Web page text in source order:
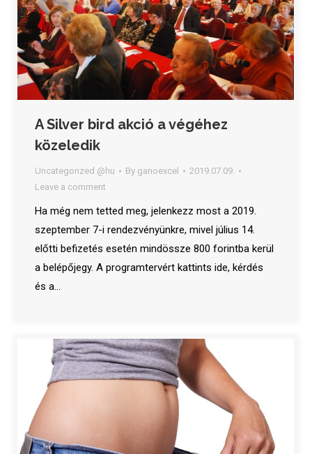
A Silver bird akció a végéhez
közeledik
Uncategorized @hu By ganoexcel
2019.07.09.
Leave a comment
Ha még nem tetted meg, jelenkezz most a 2019.
szeptember 7-i rendezvényünkre, mivel július 14.
előtti befizetés esetén mindössze 800 forintba kerül
a belépőjegy. A programtervért kattints ide, kérdés
és a…